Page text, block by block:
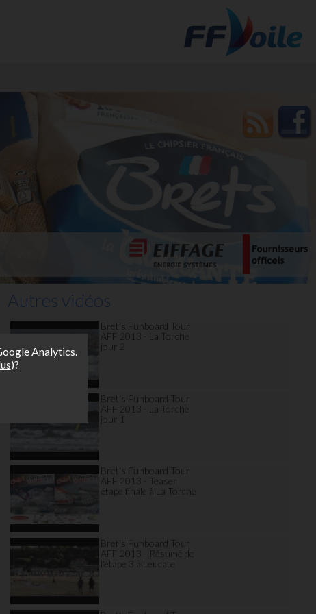
des
Autres vidéos
Bret's Funboard Tour
AFF 2013 - La Torche
jour 2
Bret's Funboard Tour
AFF 2013 - La Torche
jour 1
Bret's Funboard Tour
AFF 2013 - Teaser
étape finale à La Torche
Bret's Funboard Tour
AFF 2013 - Résumé de
l'étape 3 à Leucate
Analytics.
)?